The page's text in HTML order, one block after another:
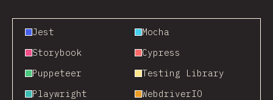
Jest
Mocha
Storybook
Cypress
Puppeteer
Testing Library
Playwright
WebdriverIO